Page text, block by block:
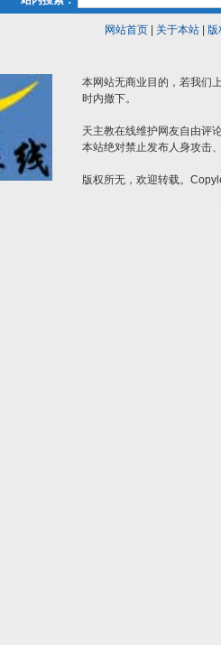
网站首页| 关于本站| 版
本网站无商业目的，若我们
时内撤下。
天主教在线维护网友自由评
本站绝对禁止发布人身攻击
版权所无，欢迎转载。